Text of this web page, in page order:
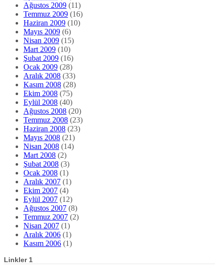
Ağustos 2009 (11)
Temmuz 2009 (16)
Haziran 2009 (10)
Mayıs 2009 (6)
Nisan 2009 (15)
Mart 2009 (10)
Şubat 2009 (16)
Ocak 2009 (28)
Aralık 2008 (33)
Kasım 2008 (28)
Ekim 2008 (75)
Eylül 2008 (40)
Ağustos 2008 (20)
Temmuz 2008 (23)
Haziran 2008 (23)
Mayıs 2008 (21)
Nisan 2008 (14)
Mart 2008 (2)
Şubat 2008 (3)
Ocak 2008 (1)
Aralık 2007 (1)
Ekim 2007 (4)
Eylül 2007 (12)
Ağustos 2007 (8)
Temmuz 2007 (2)
Nisan 2007 (1)
Aralık 2006 (1)
Kasım 2006 (1)
Linkler 1